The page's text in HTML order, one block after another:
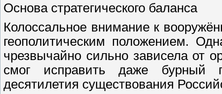
Основа стратегического баланса
Колоссальное внимание к
геополитическим положением.
чрезвычайно сильно зависела от
смог исправить даже бурный
десятилетия существования